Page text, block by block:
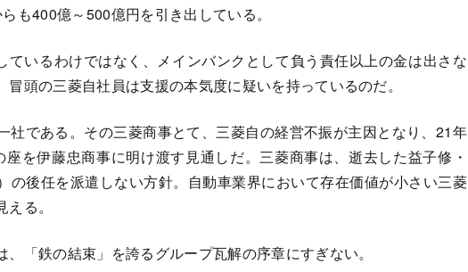
も400億～500億円を引き出している。
いるわけではなく、メインバンクとして負う責任以上の金は出さな
頭の三菱自社員は支援の本気度に疑いを持っているのだ。
である。その三菱商事とて、三菱自の経営不振が主因となり、21年
を伊藤忠商事に明け渡す見通しだ。三菱商事は、逝去した益子修・
の後任を派遣しない方針。自動車業界において存在価値が小さい三菱
る。
「鉄の結束」を誇るグループ瓦解の序章にすぎない。